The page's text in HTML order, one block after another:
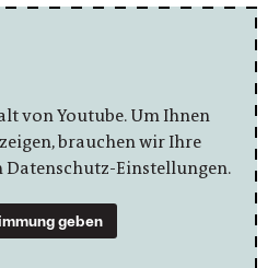
von Youtube. Um Ihnen
brauchen wir Ihre
Datenschutz-Einstellungen.
geben